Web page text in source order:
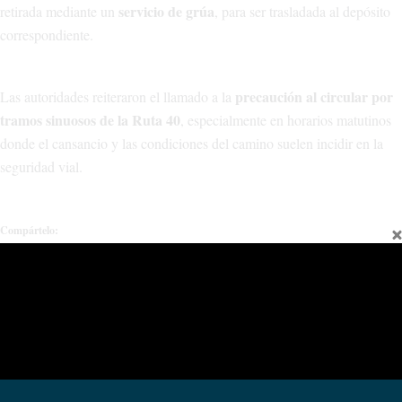
retirada mediante un servicio de grúa, para ser trasladada al depósito
correspondiente.
Las autoridades reiteraron el llamado a la precaución al circular por
tramos sinuosos de la Ruta 40, especialmente en horarios matutinos
donde el cansancio y las condiciones del camino suelen incidir en la
seguridad vial.
Compártelo: